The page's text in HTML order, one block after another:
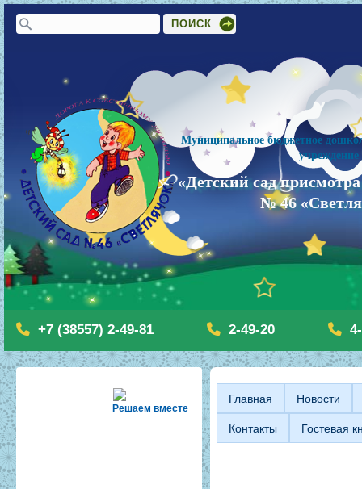
Форма поиска
Поиск
Муниципальное бюджетное
учреждение
«Детский сад
№ 46
+7 (38557) 2-49-81 2-49-20
Решаем вместе
Главная Новости
Контакты Гостевая